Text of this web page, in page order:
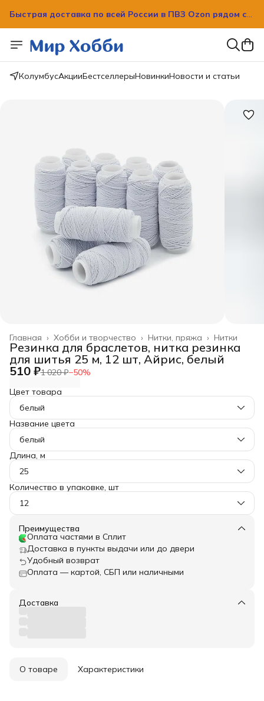
Быстрая доставка по всей России в ПВЗ Ozon рядом с
Быстрая доставка по всей России в ПВЗ Ozon рядом с
вашим домом!
КолумбусАкцииБестселлерыНовинкиНовости и статьи
Нитки
Нитки, пряжа ›
Хобби и творчество ›
Главная ›
Резинка для браслетов, нитка резинка
для шитья 25 м, 12 шт, Айрис, белый
510 ₽1 020 ₽−50%
Цвет товара
белый
Название цвета
белый
Длина, м
25
Количество в упаковке, шт
12
Преимущества
Оплата частями в Сплит
Доставка в пункты выдачи или до двери
Удобный возврат
Оплата — картой, СБП или наличными
Доставка
О товаре Характеристики